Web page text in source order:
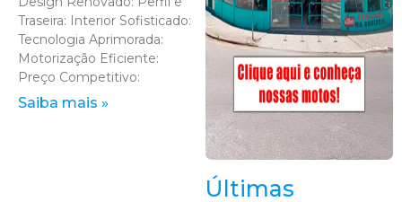
Traseira: Interior Sofisticado:
Tecnologia Aprimorada:
Motorização Eficiente:
Preço Competitivo:
Saiba mais »
Últimas